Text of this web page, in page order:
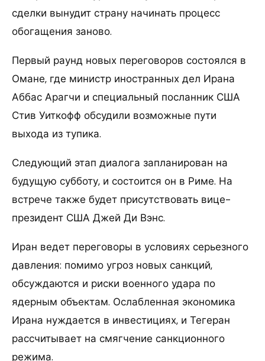
сделки вынудит страну начинать процесс
обогащения заново.
Первый раунд новых переговоров состоялся в
Омане, где министр иностранных дел Ирана
Аббас Арагчи и специальный посланник США
Стив Уиткофф обсудили возможные пути
выхода из тупика.
Следующий этап диалога запланирован на
будущую субботу, и состоится он в Риме. На
встрече также будет присутствовать вице-
президент США Джей Ди Вэнс.
Иран ведет переговоры в условиях серьезного
давления: помимо угроз новых санкций,
обсуждаются и риски военного удара по
ядерным объектам. Ослабленная экономика
Ирана нуждается в инвестициях, и Тегеран
рассчитывает на смягчение санкционного
режима.